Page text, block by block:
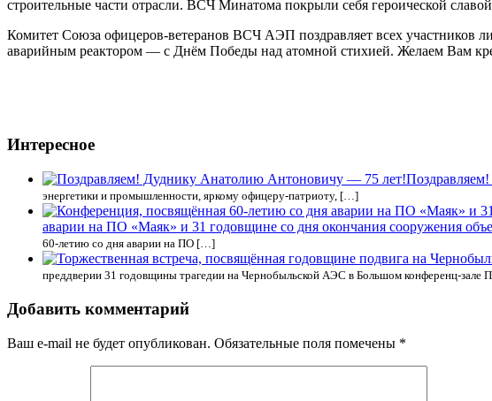
строительные части отрасли. ВСЧ Минатома покрыли себя героической
Комитет Союза офицеров-ветеранов ВСЧ АЭП поздравляет всех участников
аварийным реактором — с Днём Победы над атомной стихией. Желаем Вам
Интересное
энергетики и промышленности, яркому офицеру-патриоту, […]
аварии на ПО «Маяк» и 31 годовщине со дня окончания сооружения
60-летию со дня аварии на ПО […]
преддверии 31 годовщины трагедии на Чернобыльской АЭС в Большом конференц-зале
Добавить комментарий
Ваш e-mail не будет опубликован. Обязательные поля помечены *